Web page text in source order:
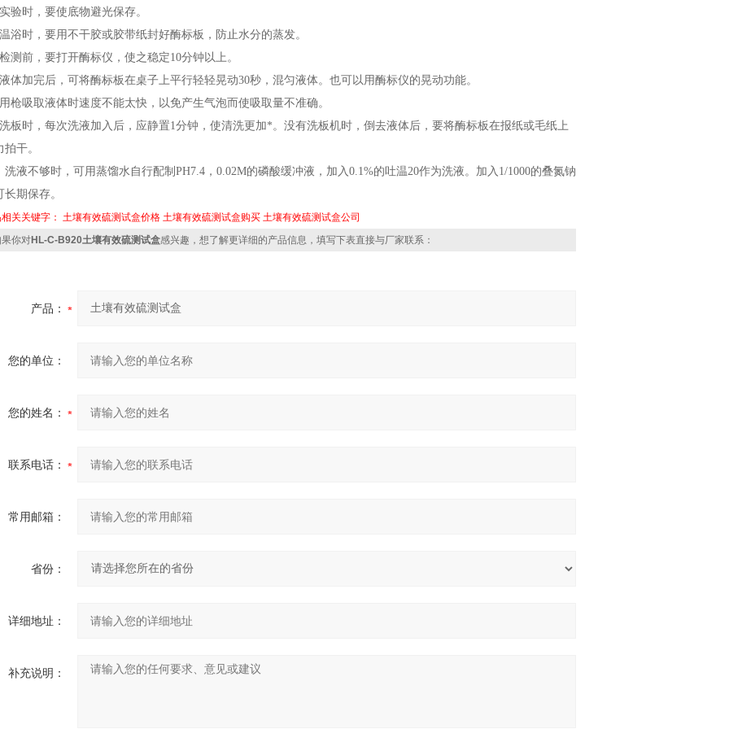
验时，要使底物避光保存。
浴时，要用不干胶或胶带纸封好酶标板，防止水分的蒸发。
测前，要打开酶标仪，使之稳定10分钟以上。
体加完后，可将酶标板在桌子上平行轻轻晃动30秒，混匀液体。也可以用酶标仪的晃动功能。
枪吸取液体时速度不能太快，以免产生气泡而使吸取量不准确。
板时，每次洗液加入后，应静置1分钟，使清洗更加*。没有洗板机时，倒去液体后，要将酶标板在报纸或毛纸上
拍干。
洗液不够时，可用蒸馏水自行配制PH7.4，0.02M的磷酸缓冲液，加入0.1%的吐温20作为洗液。加入1/1000的叠氮钠
长期保存。
关关键字： 土壤有效硫测试盒价格 土壤有效硫测试盒购买 土壤有效硫测试盒公司
你对HL-C-B920土壤有效硫测试盒感兴趣，想了解更详细的产品信息，填写下表直接与厂家联系：
产品：
您的单位：
您的姓名：
联系电话：
常用邮箱：
省份：
详细地址：
补充说明：